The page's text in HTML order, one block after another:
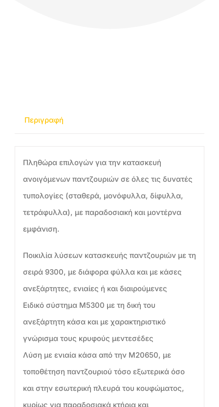
Περιγραφή
Πληθώρα επιλογών για την κατασκευή
ανοιγόμενων παντζουριών σε όλες τις δυνατές
τυπολογίες (σταθερά, μονόφυλλα, δίφυλλα,
τετράφυλλα), με παραδοσιακή και μοντέρνα
εμφάνιση.
Ποικιλία λύσεων κατασκευής παντζουριών με τη
σειρά 9300, με διάφορα φύλλα και με κάσες
ανεξάρτητες, ενιαίες ή και διαιρούμενες
Ειδικό σύστημα Μ5300 με τη δική του
ανεξάρτητη κάσα και με χαρακτηριστικό
γνώρισμα τους κρυφούς μεντεσέδες
Λύση με ενιαία κάσα από την M20650, με
τοποθέτηση παντζουριού τόσο εξωτερικά όσο
και στην εσωτερική πλευρά του κουφώματος,
κυρίως για παραδοσιακά κτήρια και